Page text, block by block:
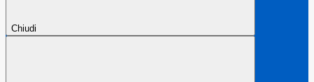
Chiudi